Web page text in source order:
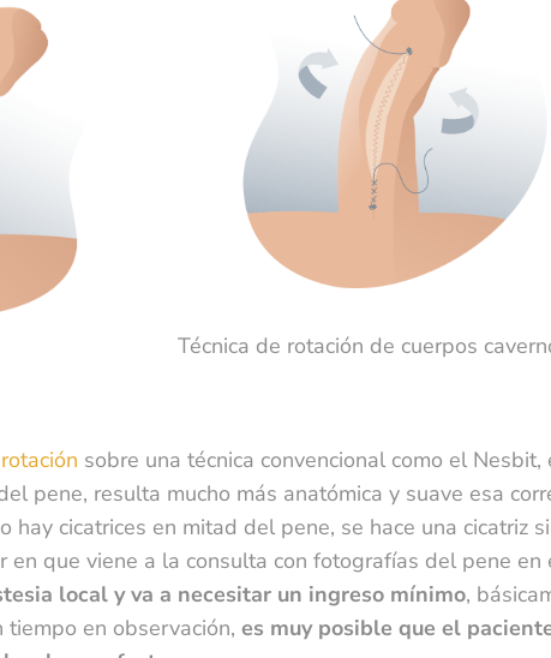
Técnica de rotación de cuerpos
sobre una técnica convencional como el
pene, resulta mucho más anatómica y suave esa
hay cicatrices en mitad del pene, se hace una cicatriz
en que viene a la consulta con fotografías del pene
local y va a necesitar un ingreso mínimo,
en observación, es muy posible que el